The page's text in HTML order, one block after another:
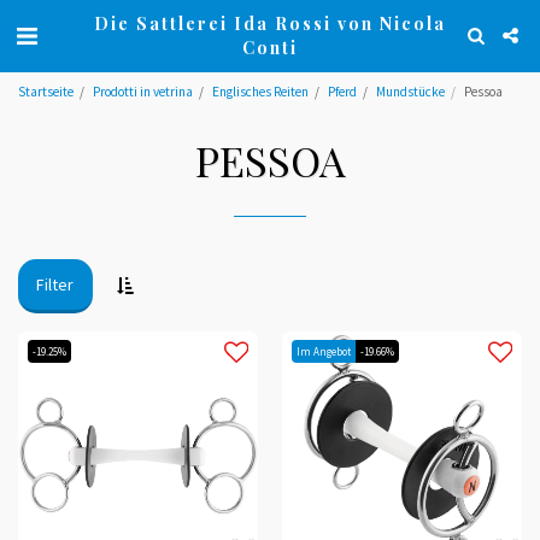
Die Sattlerei Ida Rossi von Nicola
Conti
Startseite Prodotti in vetrina Englisches Reiten Pferd Mundstücke Pessoa
PESSOA
Filter
-19.25% Im Angebot -19.66%